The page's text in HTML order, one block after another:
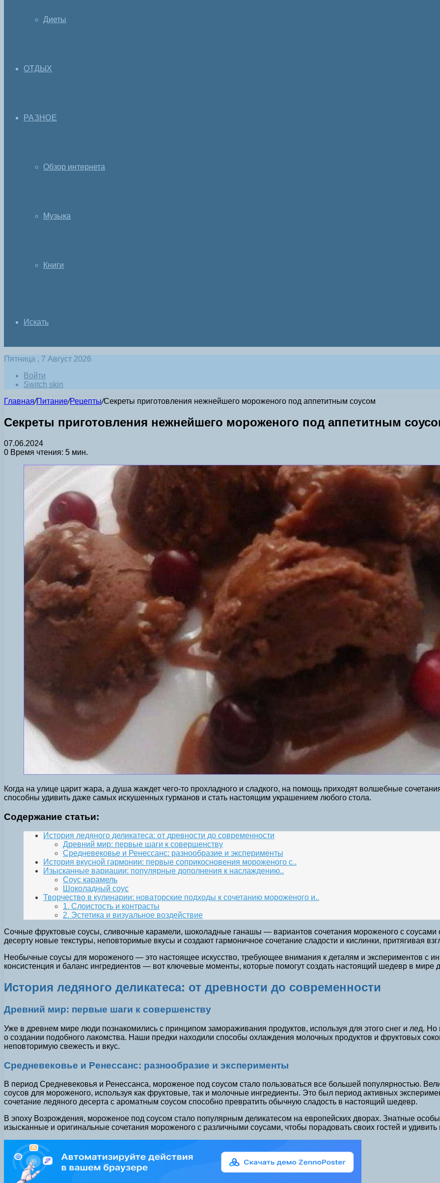
Диеты
ОТДЫХ
РАЗНОЕ
Обзор интернета
Музыка
Книги
Искать
Пятница , 7 Август 2026
Войти
Switch skin
Главная/Питание/Рецепты/Секреты приготовления нежнейшего мороженого под аппетитным соусом
Секреты приготовления нежнейшего мороженого под аппетитным
07.06.2024
0 Время чтения: 5 мин.
Когда на улице царит жара, а душа жаждет чего-то прохладного и сладкого, на помощь приходят волшебные
способны удивить даже самых искушенных гурманов и стать настоящим украшением любого стола.
Содержание статьи:
История ледяного деликатеса: от древности до современности
Древний мир: первые шаги к совершенству
Средневековье и Ренессанс: разнообразие и эксперименты
История вкусной гармонии: первые соприкосновения мороженого с..
Изысканные вариации: популярные дополнения к наслаждению..
Соус карамель
Шоколадный соус
Творчество в кулинарии: новаторские подходы к сочетанию мороженого и..
1. Слоистость и контрасты
2. Эстетика и визуальное воздействие
Сочные фруктовые соусы, сливочные карамели, шоколадные ганашы — вариантов сочетания мороженого с соусами
десерту новые текстуры, неповторимые вкусы и создают гармоничное сочетание сладости и кислинки, притягивая
Необычные соусы для мороженого — это настоящее искусство, требующее внимания к деталям и экспериментов с
консистенция и баланс ингредиентов — вот ключевые моменты, которые помогут создать настоящий шедевр в мире
История ледяного деликатеса: от древности до современности
Древний мир: первые шаги к совершенству
Уже в древнем мире люди познакомились с принципом замораживания продуктов, используя для этого снег и лед.
о создании подобного лакомства. Наши предки находили способы охлаждения молочных продуктов и фруктовых
неповторимую свежесть и вкус.
Средневековье и Ренессанс: разнообразие и эксперименты
В период Средневековья и Ренессанса, мороженое под соусом стало пользоваться все большей популярностью.
соусов для мороженого, используя как фруктовые, так и молочные ингредиенты. Это был период активных
сочетание ледяного десерта с ароматным соусом способно превратить обычную сладость в настоящий шедевр.
В эпоху Возрождения, мороженое под соусом стало популярным деликатесом на европейских дворах. Знатные
изысканные и оригинальные сочетания мороженого с различными соусами, чтобы порадовать своих гостей и